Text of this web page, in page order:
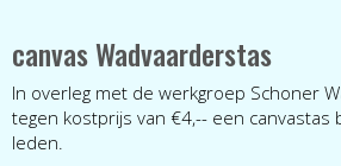
canvas Wadvaarderstas
In overleg met de werkgroep Schoner
tegen kostprijs van €4,-- een canvastas
leden.